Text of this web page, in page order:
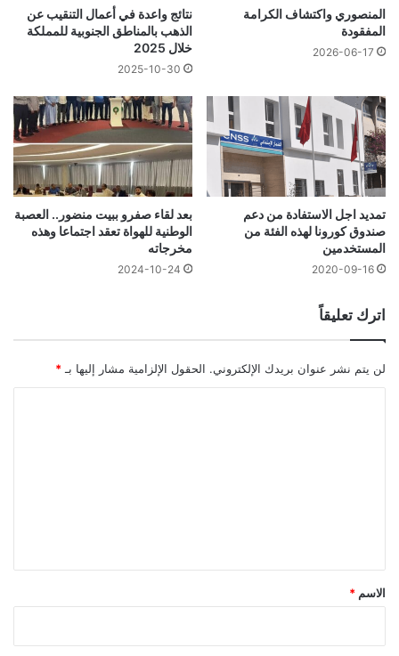
المنصوري واكتشاف الكرامة
المفقودة
2026-06-17
نتائج واعدة في أعمال التنقيب عن
الذهب بالمناطق الجنوبية للمملكة
خلال 2025
2025-10-30
تمديد اجل الاستفادة من دعم
صندوق كورونا لهذه الفئة من
المستخدمين
2020-09-16
بعد لقاء صفرو ببيت منضور.. العصبة
الوطنية للهواة تعقد اجتماعا وهذه
مخرجاته
2024-10-24
اترك تعليقاً
لن يتم نشر عنوان بريدك الإلكتروني. الحقول الإلزامية مشار إليها بـ *
*
الاسم *